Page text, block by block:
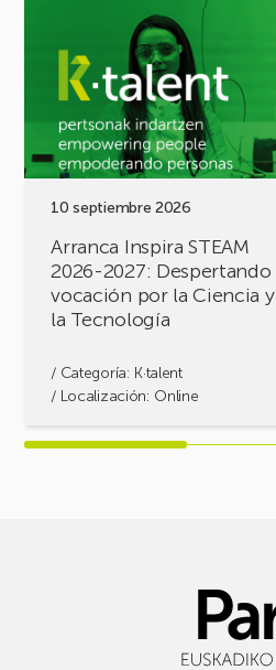
10 septiembre 2026
Arranca Inspira STEAM
2026-2027: Despertando
vocación por la Ciencia y
la Tecnología
/ Categoría: K·talent
/ Localización: Online
STEAM
2027:
Despertando
vocación
Ciencia
Tecnología